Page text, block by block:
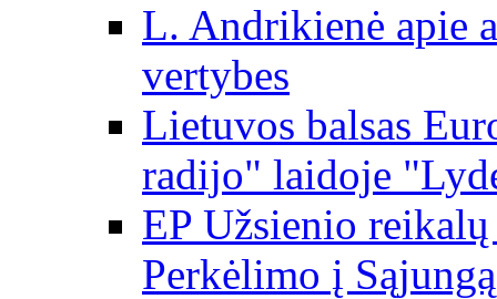
L. Andrikienė apie
vertybes
Lietuvos balsas
radijo" laidoje
EP Užsienio
Perkėlimo į